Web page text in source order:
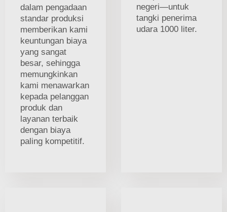
dalam pengadaan
standar produksi
memberikan kami
keuntungan biaya
yang sangat
besar, sehingga
memungkinkan
kami menawarkan
kepada pelanggan
produk dan
layanan terbaik
dengan biaya
paling kompetitif.
negeri—untuk
tangki penerima
udara 1000 liter.